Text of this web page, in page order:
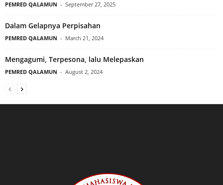
PEMRED QALAMUN - September 27, 2025
Dalam Gelapnya Perpisahan
PEMRED QALAMUN - March 21, 2024
Mengagumi, Terpesona, lalu Melepaskan
PEMRED QALAMUN - August 2, 2024